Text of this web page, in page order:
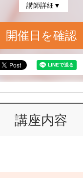
講師詳細▼
開催日を確認
講座内容